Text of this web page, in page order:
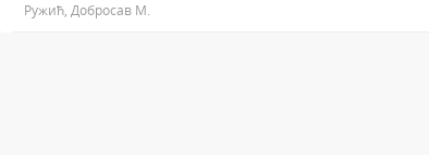
Ружић, Добросав М.